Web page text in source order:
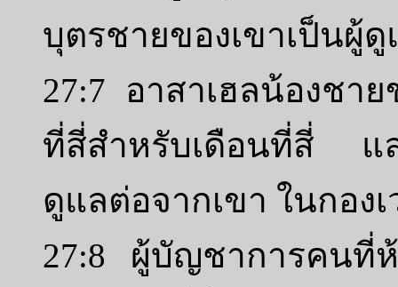
บุตรชายของเขาเป็นผู้ดู
27:7 อาสาเฮลน้องชา
ที่สี่สำหรับเดือนที่สี่ แล
ดูแลต่อจากเขา ในกอง
27:8 ผู้บัญชาการคนที่